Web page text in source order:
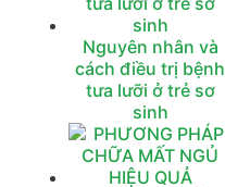
Nguyên nhân và
cách điều trị bệnh
tưa lưỡi ở trẻ sơ
sinh